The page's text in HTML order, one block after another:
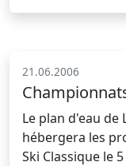
21.06.2006
Le plan d'eau de
hébergera les
Ski Classique le